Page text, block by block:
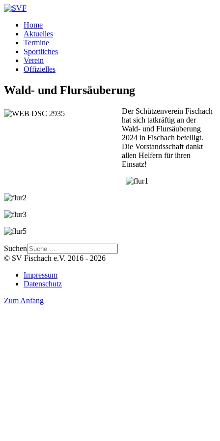
Home
Aktuelles
Termine
Sportliches
Verein
Offizielles
Wald- und Flursäuberung
Der Schützenverein Fischach
hat sich tatkräftig an der
Wald- und Flursäuberung
2024 in Fischach beteiligt.
Die Vorstandsschaft dankt
allen Helfern für ihren
Einsatz!
Suchen
© SV Fischach e.V. 2016 - 2026
Impressum
Datenschutz
Zum Anfang